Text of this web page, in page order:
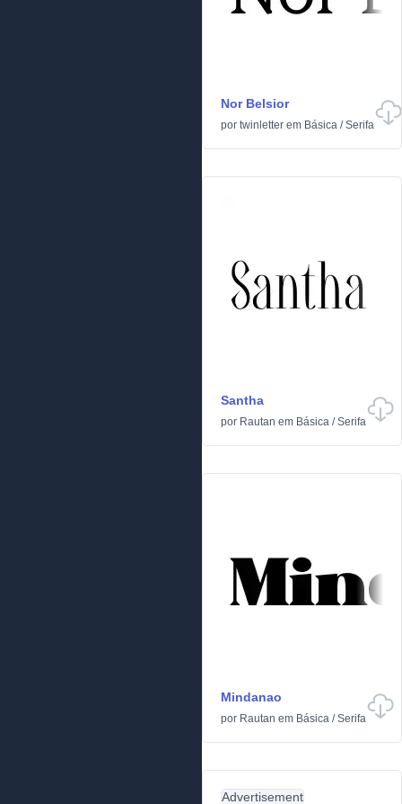
Nor Belsior
por twinletter em Básica /Serifa
Santha
por Rautan em Básica /Serifa
Mindanao
por Rautan em Básica /Serifa
Advertisement